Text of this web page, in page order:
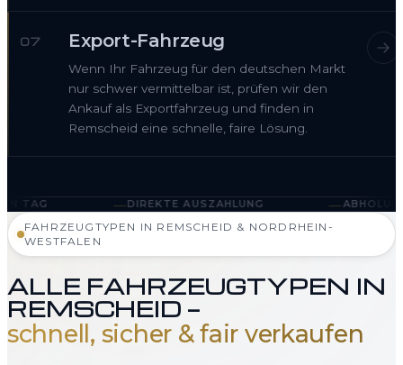
07 Export-Fahrzeug
Wenn Ihr Fahrzeug für den deutschen Markt
nur schwer vermittelbar ist, prüfen wir den
Ankauf als Exportfahrzeug und finden in
Remscheid eine schnelle, faire Lösung.
DIREKTE AUSZAHLUNG —ABHOLUNG IN REMSCHEID
FAHRZEUGTYPEN IN REMSCHEID & NORDRHEIN-
WESTFALEN
ALLE FAHRZEUGTYPEN IN
REMSCHEID —
schnell, sicher & fair verkaufen